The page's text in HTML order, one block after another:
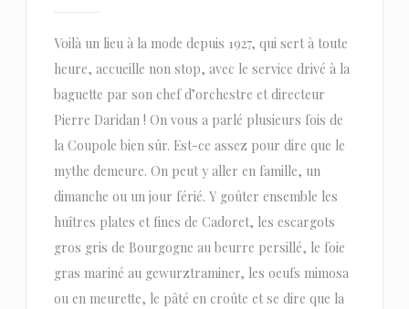
Voilà un lieu à la mode depuis 1927, qui sert à toute
heure, accueille non stop, avec le service drivé à la
baguette par son chef d’orchestre et directeur
Pierre Daridan ! On vous a parlé plusieurs fois de
la Coupole bien sûr. Est-ce assez pour dire que le
mythe demeure. On peut y aller en famille, un
dimanche ou un jour férié. Y goûter ensemble les
huîtres plates et fines de Cadoret, les escargots
gros gris de Bourgogne au beurre persillé, le foie
gras mariné au gewurztraminer, les oeufs mimosa
ou en meurette, le pâté en croûte et se dire que la